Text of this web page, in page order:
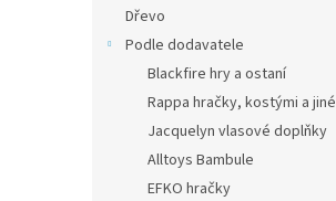
Dřevo
Podle dodavatele
Blackfire hry a ostaní
Rappa hračky, kostými a jiné
Jacquelyn vlasové doplňky
Alltoys Bambule
EFKO hračky